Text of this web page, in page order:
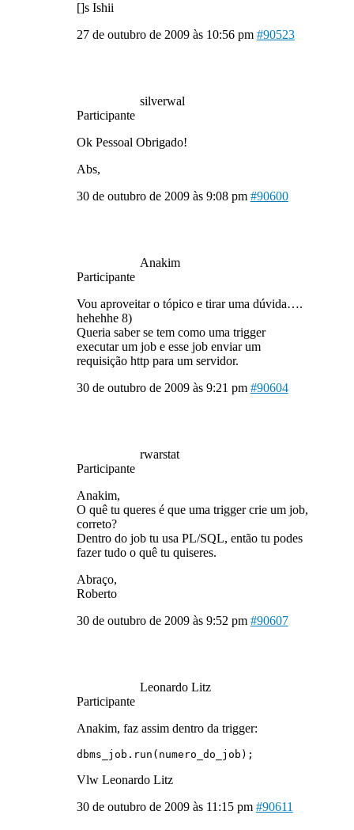
[]s Ishii
27 de outubro de 2009 às 10:56 pm #90523
silverwal
Participante
Ok Pessoal Obrigado!
Abs,
30 de outubro de 2009 às 9:08 pm #90600
Anakim
Participante
Vou aproveitar o tópico e tirar uma dúvida….
hehehhe 8)
Queria saber se tem como uma trigger
executar um job e esse job enviar um
requisição http para um servidor.
30 de outubro de 2009 às 9:21 pm #90604
rwarstat
Participante
Anakim,
O quê tu queres é que uma trigger crie um job,
correto?
Dentro do job tu usa PL/SQL, então tu podes
fazer tudo o quê tu quiseres.
Abraço,
Roberto
30 de outubro de 2009 às 9:52 pm #90607
Leonardo Litz
Participante
Anakim, faz assim dentro da trigger:
dbms_job.run(numero_do_job);
Vlw Leonardo Litz
30 de outubro de 2009 às 11:15 pm #90611